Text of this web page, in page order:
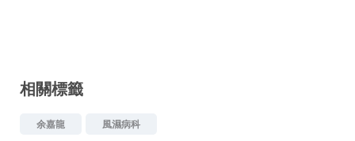
相關標籤
余嘉龍 風濕病科